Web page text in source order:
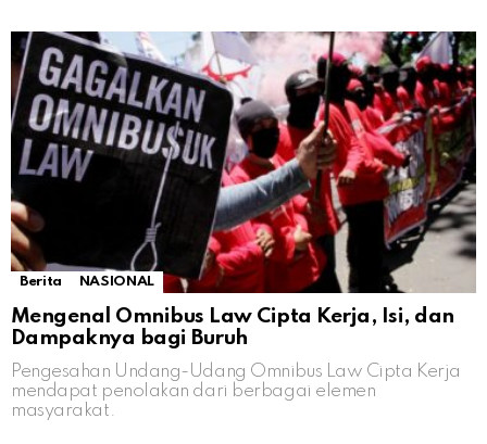
Berita NASIONAL
Mengenal Omnibus Law Cipta Kerja, Isi, dan
Dampaknya bagi Buruh
Pengesahan Undang-Udang Omnibus Law Cipta Kerja
mendapat penolakan dari berbagai elemen
masyarakat.